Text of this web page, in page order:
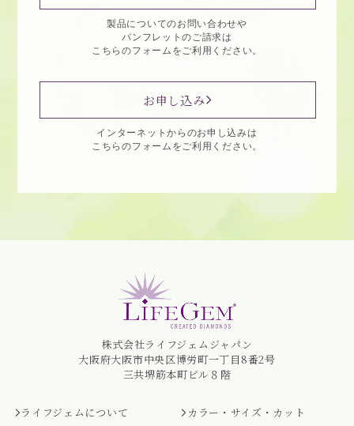
製品についてのお問い合わせや
パンフレットのご請求は
こちらのフォームをご利用ください。
お申し込み
インターネットからのお申し込みは
こちらのフォームをご利用ください。
株式会社ライフジェムジャパン
大阪府大阪市中央区博労町一丁目8番2号
三共堺筋本町ビル８階
ライフジェムについて
カラー・サイズ・カット